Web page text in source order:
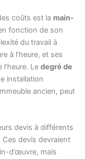
coûts est la main-
fonction de son
du travail à
à l’heure, et ses
Le degré de
installation
ancien, peut
devis à différents
devis devraient
d’œuvre, mais